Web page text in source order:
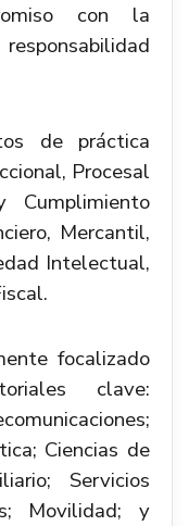
con la
de práctica
Procesal
Mercantil,
Intelectual,
focalizado
clave:
Ciencias de
Servicios
Movilidad; y